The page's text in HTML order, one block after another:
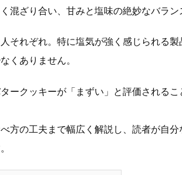
混ざり合い、甘みと塩味の絶妙なバラン
それぞれ。特に塩気が強く感じられる製
くありません。
ークッキーが「まずい」と評価される
方の工夫まで幅広く解説し、読者が自